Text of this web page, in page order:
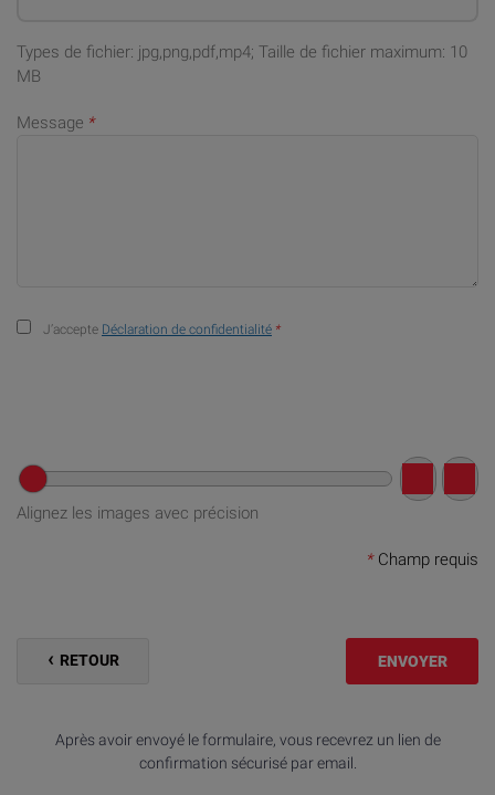
Types de fichier: jpg,png,pdf,mp4; Taille de fichier maximum: 10
MB
Message *
J’accepte Déclaration de confidentialité *
Alignez les images avec précision
*Champ requis
RETOUR ENVOYER
Après avoir envoyé le formulaire, vous recevrez un lien de
confirmation sécurisé par email.